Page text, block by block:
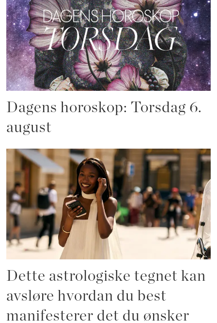
Dagens horoskop: Torsdag 6.
august
Dette astrologiske tegnet kan
avsløre hvordan du best
manifesterer det du ønsker